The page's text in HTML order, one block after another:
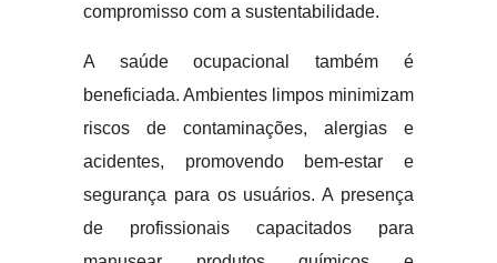
compromisso com a sustentabilidade.
A saúde ocupacional também é
beneficiada. Ambientes limpos minimizam
riscos de contaminações, alergias e
acidentes, promovendo bem-estar e
segurança para os usuários. A presença
de profissionais capacitados para